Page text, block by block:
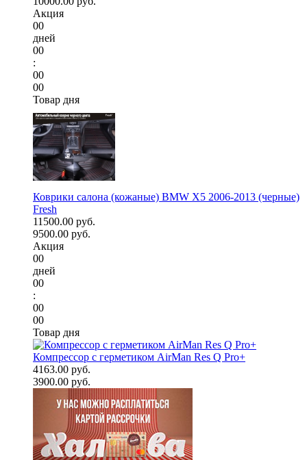
Акция
00
дней
00
:
00
00
Товар дня
Коврики салона (кожаные) BMW X5 2006-2013 (черные)
Fresh
11500.00 руб.
9500.00 руб.
Акция
00
дней
00
:
00
00
Товар дня
Компрессор с герметиком AirMan Res Q Pro+
4163.00 руб.
3900.00 руб.